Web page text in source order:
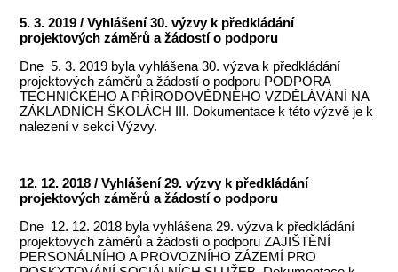
5. 3. 2019 / Vyhlášení 30. výzvy k předkládání
projektových záměrů a žádostí o podporu
Dne 5. 3. 2019 byla vyhlášena 30. výzva k předkládání
projektových záměrů a žádostí o podporu PODPORA
TECHNICKÉHO A PŘÍRODOVĚDNÉHO VZDĚLÁVÁNÍ NA
ZÁKLADNÍCH ŠKOLÁCH III. Dokumentace k této výzvě je k
nalezení v sekci Výzvy.
12. 12. 2018 / Vyhlášení 29. výzvy k předkládání
projektových záměrů a žádostí o podporu
Dne 12. 12. 2018 byla vyhlášena 29. výzva k předkládání
projektových záměrů a žádostí o podporu ZAJIŠTĚNÍ
PERSONÁLNÍHO A PROVOZNÍHO ZÁZEMÍ PRO